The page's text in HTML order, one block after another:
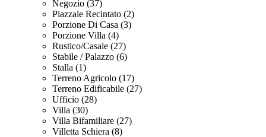
Negozio (37)
Piazzale Recintato (2)
Porzione Di Casa (3)
Porzione Villa (4)
Rustico/Casale (27)
Stabile / Palazzo (6)
Stalla (1)
Terreno Agricolo (17)
Terreno Edificabile (27)
Ufficio (28)
Villa (30)
Villa Bifamiliare (27)
Villetta Schiera (8)